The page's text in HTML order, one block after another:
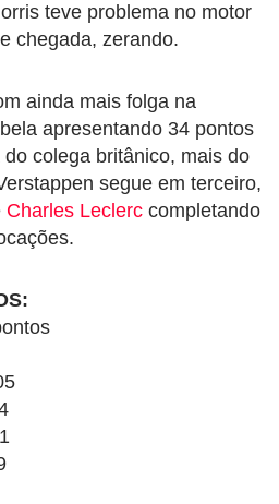
teve problema no motor
chegada, zerando.
ainda mais folga na
apresentando 34 pontos
colega britânico, mais do
segue em terceiro,
Charles Leclerc completando